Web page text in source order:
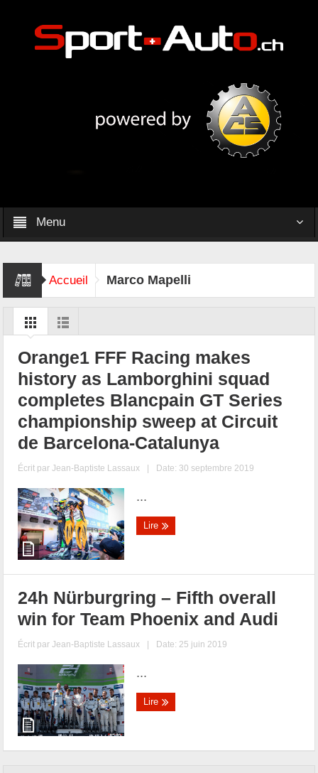
Menu
Accueil Marco Mapelli
Orange1 FFF Racing makes
history as Lamborghini squad
completes Blancpain GT Series
championship sweep at Circuit
de Barcelona-Catalunya
Écrit parJean-Baptiste Lassaux | Date: 30 septembre 2019
...
Lire
24h Nürburgring – Fifth overall
win for Team Phoenix and Audi
Écrit parJean-Baptiste Lassaux | Date: 25 juin 2019
...
Lire